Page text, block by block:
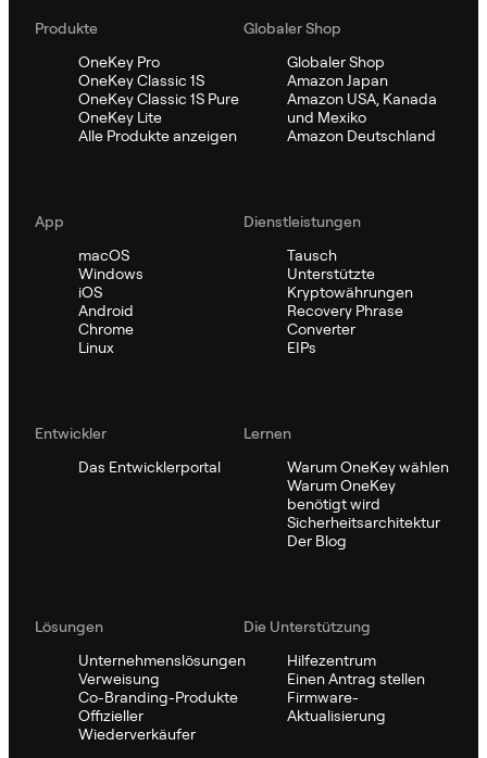
Produkte
OneKey Pro
OneKey Classic 1S
OneKey Classic 1S Pure
OneKey Lite
Alle Produkte anzeigen
Globaler Shop
Globaler Shop
Amazon Japan
Amazon USA, Kanada
und Mexiko
Amazon Deutschland
App
macOS
Windows
iOS
Android
Chrome
Linux
Dienstleistungen
Tausch
Unterstützte
Kryptowährungen
Recovery Phrase
Converter
EIPs
Entwickler
Das Entwicklerportal
Lernen
Warum OneKey wählen
Warum OneKey
benötigt wird
Sicherheitsarchitektur
Der Blog
Lösungen
Unternehmenslösungen
Verweisung
Co-Branding-Produkte
Offizieller
Wiederverkäufer
Die Unterstützung
Hilfezentrum
Einen Antrag stellen
Firmware-
Aktualisierung